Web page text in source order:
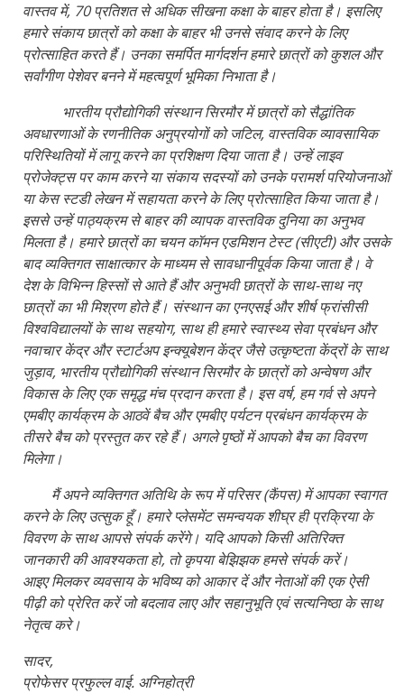
वास्तव में, 70 प्रतिशत से अधिक सीखना कक्षा के बाहर होता है। इसलिए
हमारे संकाय छात्रों को कक्षा के बाहर भी उनसे संवाद करने के लिए
प्रोत्साहित करते हैं। उनका समर्पित मार्गदर्शन हमारे छात्रों को कुशल और
सर्वांगीण पेशेवर बनने में महत्वपूर्ण भूमिका निभाता है।
भारतीय प्रौद्योगिकी संस्थान सिरमौर में छात्रों को सैद्धांतिक
अवधारणाओं के रणनीतिक अनुप्रयोगों को जटिल, वास्तविक व्यावसायिक
परिस्थितियों में लागू करने का प्रशिक्षण दिया जाता है। उन्हें लाइव
प्रोजेक्ट्स पर काम करने या संकाय सदस्यों को उनके परामर्श परियोजनाओं
या केस स्टडी लेखन में सहायता करने के लिए प्रोत्साहित किया जाता है।
इससे उन्हें पाठ्यक्रम से बाहर की व्यापक वास्तविक दुनिया का अनुभव
मिलता है। हमारे छात्रों का चयन कॉमन एडमिशन टेस्ट (सीएटी) और उसके
बाद व्यक्तिगत साक्षात्कार के माध्यम से सावधानीपूर्वक किया जाता है। वे
देश के विभिन्न हिस्सों से आते हैं और अनुभवी छात्रों के साथ-साथ नए
छात्रों का भी मिश्रण होते हैं। संस्थान का एनएसई और शीर्ष फ्रांसीसी
विश्वविद्यालयों के साथ सहयोग, साथ ही हमारे स्वास्थ्य सेवा प्रबंधन और
नवाचार केंद्र और स्टार्टअप इन्क्यूबेशन केंद्र जैसे उत्कृष्टता केंद्रों के साथ
जुड़ाव, भारतीय प्रौद्योगिकी संस्थान सिरमौर के छात्रों को अन्वेषण और
विकास के लिए एक समृद्ध मंच प्रदान करता है। इस वर्ष, हम गर्व से अपने
एमबीए कार्यक्रम के आठवें बैच और एमबीए पर्यटन प्रबंधन कार्यक्रम के
तीसरे बैच को प्रस्तुत कर रहे हैं। अगले पृष्ठों में आपको बैच का विवरण
मिलेगा।
मैं अपने व्यक्तिगत अतिथि के रूप में परिसर (कैंपस) में आपका स्वागत
करने के लिए उत्सुक हूँ। हमारे प्लेसमेंट समन्वयक शीघ्र ही प्रक्रिया के
विवरण के साथ आपसे संपर्क करेंगे। यदि आपको किसी अतिरिक्त
जानकारी की आवश्यकता हो, तो कृपया बेझिझक हमसे संपर्क करें।
आइए मिलकर व्यवसाय के भविष्य को आकार दें और नेताओं की एक ऐसी
पीढ़ी को प्रेरित करें जो बदलाव लाए और सहानुभूति एवं सत्यनिष्ठा के साथ
नेतृत्व करे।
सादर,
प्रोफेसर प्रफुल्ल वाई. अग्निहोत्री